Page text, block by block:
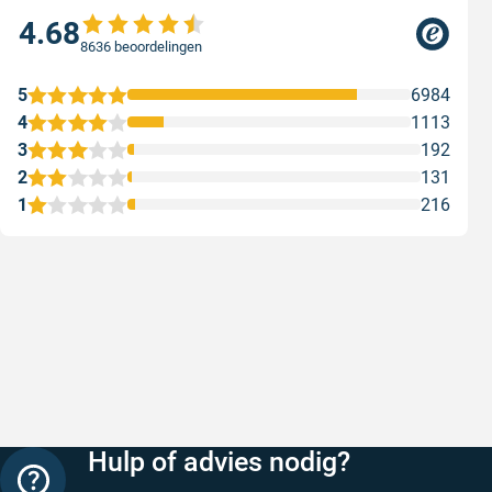
4.688636 beoordelingen
1 216
2 131
3 192
4 1113
5 6984
Hulp of advies nodig?